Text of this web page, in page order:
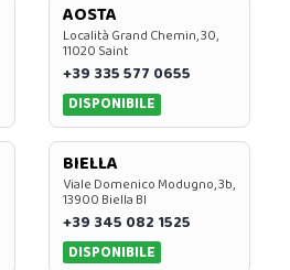
AOSTA
Località Grand Chemin, 30,
11020 Saint
+39 335 577 0655
DISPONIBILE
BIELLA
Viale Domenico Modugno, 3b,
13900 Biella BI
+39 345 082 1525
DISPONIBILE